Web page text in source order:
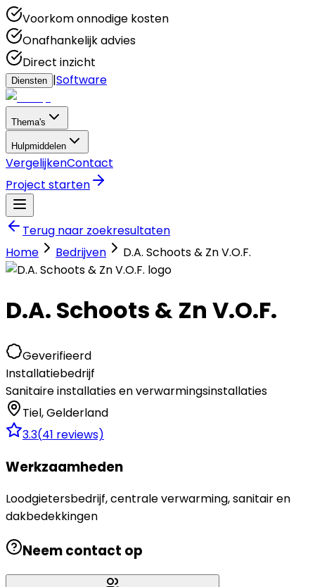
Voorkom onnodige kosten
Onafhankelijk advies
Direct inzicht
Diensten |Software
Thema's
Hulpmiddelen
VergelijkenContact
Project starten
Terug naar zoekresultaten
Home
Bedrijven D.A. Schoots & Zn V.O.F.
D.A. Schoots & Zn V.O.F.
Geverifieerd
Installatiebedrijf
Sanitaire installaties en verwarmingsinstallaties
Tiel,Gelderland
3.3(41 reviews)
Werkzaamheden
Loodgietersbedrijf, centrale verwarming, sanitair en
dakbedekkingen
Neem contact op